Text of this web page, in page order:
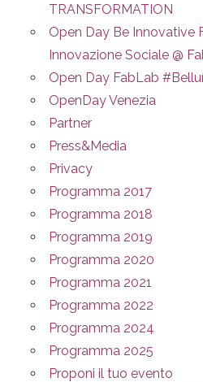
TRANSFORMATION
Open Day Be Innovative
Innovazione Sociale @
Open Day FabLab
OpenDay Venezia
Partner
Press&Media
Privacy
Programma 2017
Programma 2018
Programma 2019
Programma 2020
Programma 2021
Programma 2022
Programma 2024
Programma 2025
Proponi il tuo evento